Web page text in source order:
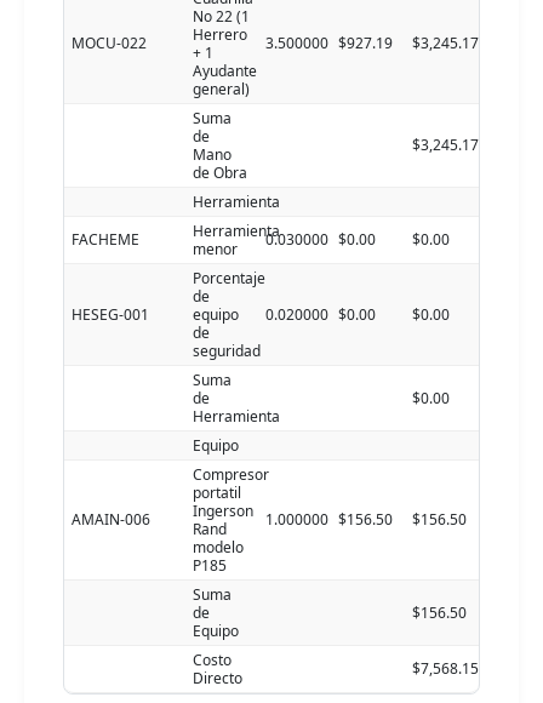
MOCU-022
No 22 (1
Herrero
+ 1
Ayudante
general)
3.500000 $927.19 $3,245.17
Suma
de
Mano
de Obra
$3,245.17
Herramienta
FACHEME
Herramienta
menor
0.030000 $0.00 $0.00
HESEG-001
Porcentaje
de
equipo
de
seguridad
0.020000 $0.00 $0.00
Suma
de
Herramienta
$0.00
Equipo
AMAIN-006
Compresor
portatil
Ingerson
Rand
modelo
P185
1.000000 $156.50 $156.50
Suma
de
Equipo
$156.50
Costo
Directo
$7,568.15